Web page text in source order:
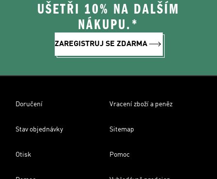
UŠETŘI 10% NA DALŠÍM
NÁKUPU.*
ZAREGISTRUJ SE ZDARMA
Doručení Vracení zboží a peněz
Stav objednávky Sitemap
Otisk Pomoc